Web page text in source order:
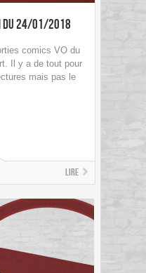
du 24/01/2018
comics VO du
Il y a de tout pour
mais pas le
Lire